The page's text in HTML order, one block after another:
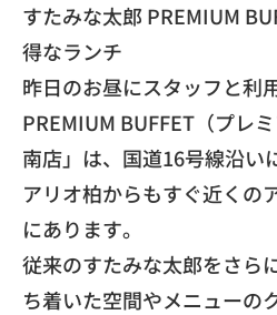
すたみな太郎 PREMIUM
得なランチ
昨日のお昼にスタッフと利
PREMIUM BUFFET（プレ
南店」は、 国道16号線沿い
アリオ柏からもすぐ近くの
にあります。
従来のすたみな太郎をさら
ち着いた空間やメニューの